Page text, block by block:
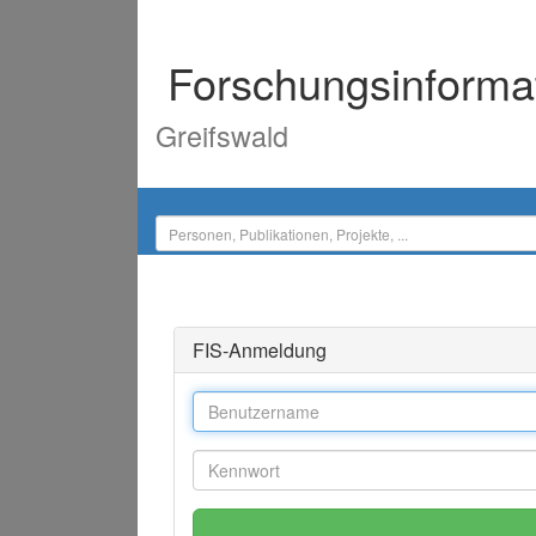
Greifswald
FIS-Anmeldung